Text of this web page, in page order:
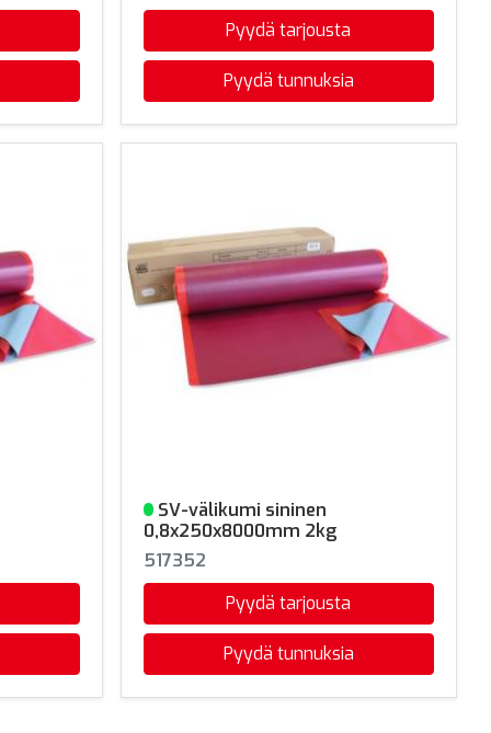
Pyydä tarjousta
Pyydä tunnuksia
Varastossa
SV-välikumi sininen
0,8x250x8000mm 2kg
517352
Pyydä tarjousta
Pyydä tunnuksia